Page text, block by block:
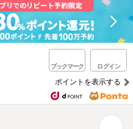
ブックマーク ログイン
ポイントを表示する